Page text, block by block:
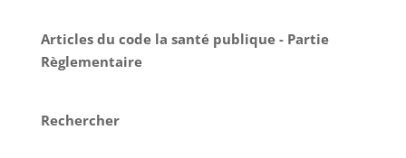
Articles du code la santé publique - Partie
Règlementaire
Rechercher